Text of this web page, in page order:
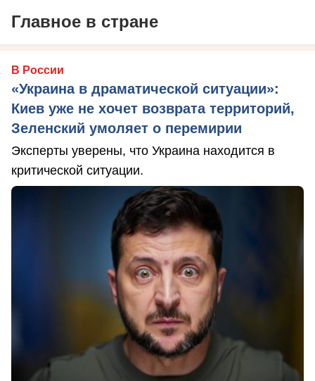
Главное в стране
В России
«Украина в драматической ситуации»:
Киев уже не хочет возврата территорий,
Зеленский умоляет о перемирии
Эксперты уверены, что Украина находится в
критической ситуации.